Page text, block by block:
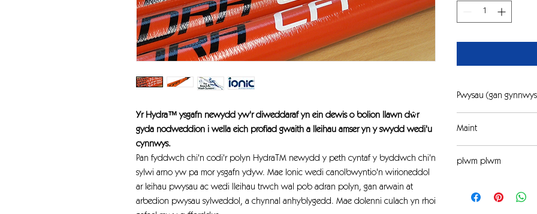
Yr Hydra™ ysgafn newydd yw'r diweddaraf yn ein dewis o bolion llawn dŵr
gyda nodweddion i wella eich profiad gwaith a lleihau amser yn y swydd wedi'u
cynnwys.
Pan fyddwch chi'n codi'r polyn HydraTM newydd y peth cyntaf y byddwch chi'n
sylwi arno yw pa mor ysgafn ydyw. Mae Ionic wedi canolbwyntio'n wirioneddol
ar leihau pwysau ac wedi lleihau trwch wal pob adran polyn, gan arwain at
arbedion pwysau sylweddol, a chynnal anhyblygedd. Mae dolenni culach yn rhoi
Pwysau (gan
Maint
plwm plwm
polyn.